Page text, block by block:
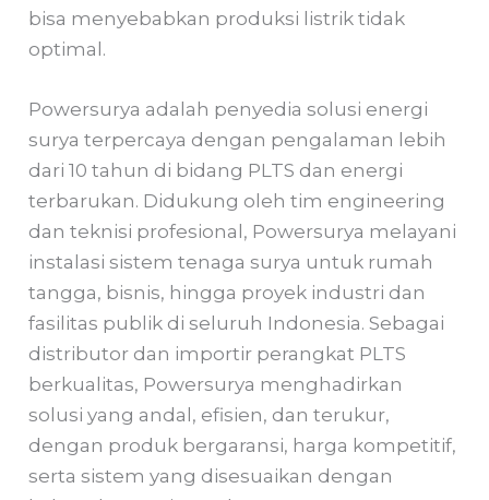
bisa menyebabkan produksi listrik tidak
optimal.
Powersurya adalah penyedia solusi energi
surya terpercaya dengan pengalaman lebih
dari 10 tahun di bidang PLTS dan energi
terbarukan. Didukung oleh tim engineering
dan teknisi profesional, Powersurya melayani
instalasi sistem tenaga surya untuk rumah
tangga, bisnis, hingga proyek industri dan
fasilitas publik di seluruh Indonesia. Sebagai
distributor dan importir perangkat PLTS
berkualitas, Powersurya menghadirkan
solusi yang andal, efisien, dan terukur,
dengan produk bergaransi, harga kompetitif,
serta sistem yang disesuaikan dengan